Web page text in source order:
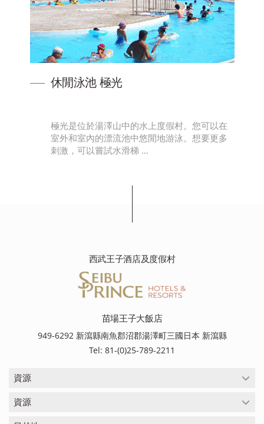
休閒泳池 極光
極光是位於湯澤山中的水上度假村。您可以在
室外和室內的漂流池中悠閒地游泳。想要更多
刺激，可以嘗試水滑梯 …
西武王子酒店及度假村
苗場王子大飯店
949-6292 新瀉縣南魚郡沼郡湯澤町三國日本 新瀉縣
Tel: 81-(0)25-789-2211
資源
資源